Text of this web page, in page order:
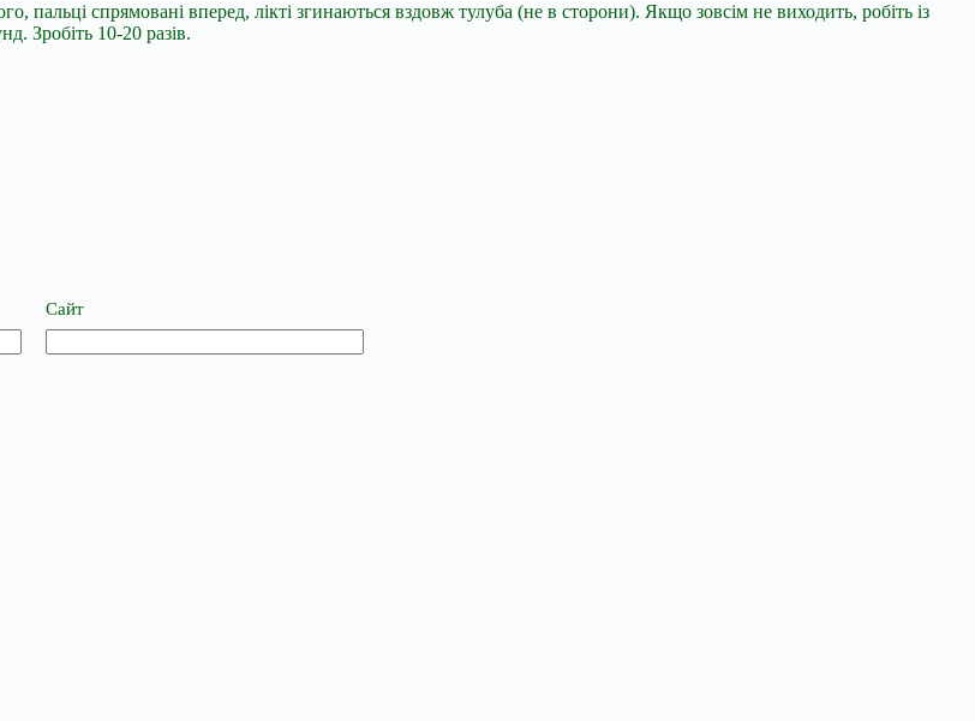
пальці спрямовані вперед, лікті згинаються вздовж тулуба (не в сторони). Якщо зовсім не виходить, робіть із
Зробіть 10-20 разів.
Сайт